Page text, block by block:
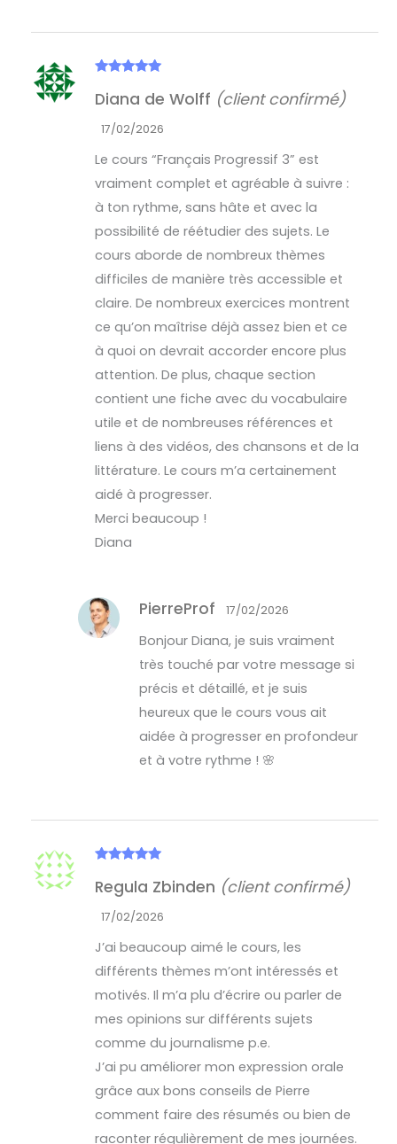
5
Diana de Wolff (client confirmé)
17/02/2026
Le cours “Français Progressif 3” est
vraiment complet et agréable à suivre :
à ton rythme, sans hâte et avec la
possibilité de réétudier des sujets. Le
cours aborde de nombreux thèmes
difficiles de manière très accessible et
claire. De nombreux exercices montrent
ce qu’on maîtrise déjà assez bien et ce
à quoi on devrait accorder encore plus
attention. De plus, chaque section
contient une fiche avec du vocabulaire
utile et de nombreuses références et
liens à des vidéos, des chansons et de la
littérature. Le cours m’a certainement
aidé à progresser.
Merci beaucoup !
Diana
PierreProf 17/02/2026
Bonjour Diana, je suis vraiment
très touché par votre message si
précis et détaillé, et je suis
heureux que le cours vous ait
aidée à progresser en profondeur
et à votre rythme ! 🌸
5
Regula Zbinden (client confirmé)
17/02/2026
J’ai beaucoup aimé le cours, les
différents thèmes m’ont intéressés et
motivés. Il m’a plu d’écrire ou parler de
mes opinions sur différents sujets
comme du journalisme p.e.
J’ai pu améliorer mon expression orale
grâce aux bons conseils de Pierre
comment faire des résumés ou bien de
raconter régulièrement de mes journées.